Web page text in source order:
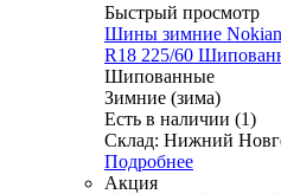
Быстрый просмотр
Шины зимние Nokian
R18 225/60
Шипованные
Зимние (зима)
Есть в наличии (1)
Склад: Нижний
Подробнее
Акция